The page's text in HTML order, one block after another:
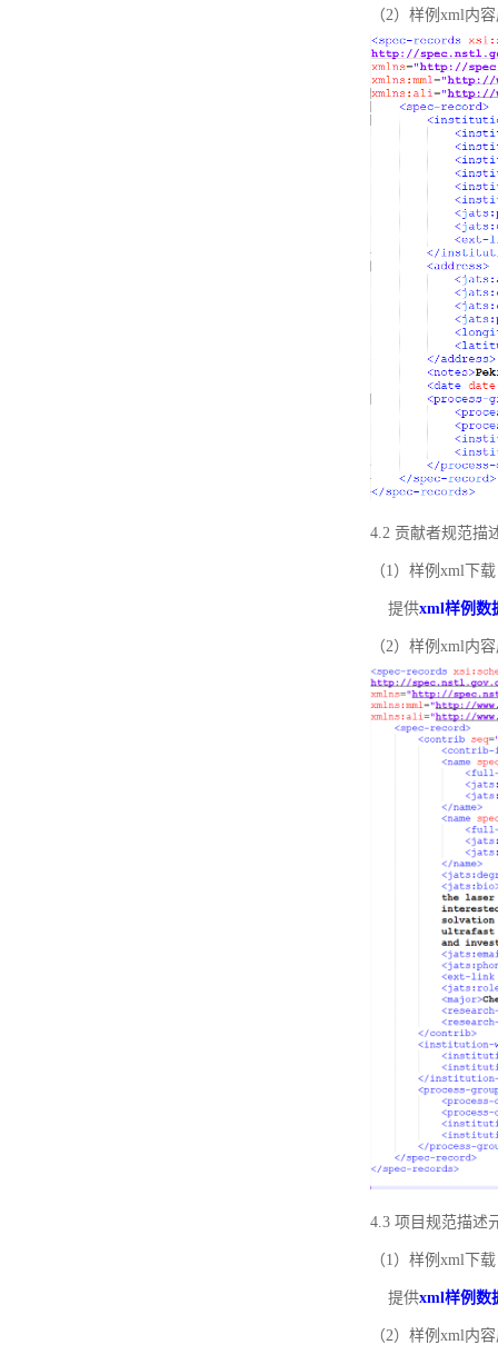
（2）样例xml内
4.2 贡献者规范描
（1）样例xml下载
提供xml样例数
（2）样例xml内
4.3 项目规范描述
（1）样例xml下载
提供xml样例数
（2）样例xml内